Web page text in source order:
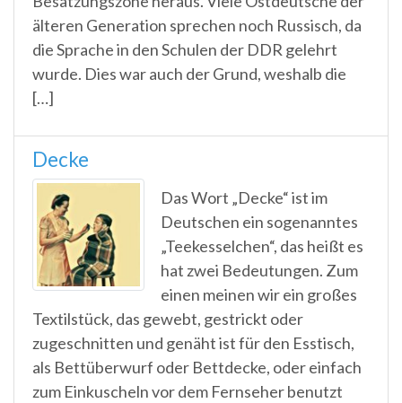
älteren Generation sprechen noch Russisch, da
die Sprache in den Schulen der DDR gelehrt
wurde. Dies war auch der Grund, weshalb die
[…]
Decke
Das Wort „Decke“ ist im
Deutschen ein sogenanntes
„Teekesselchen“, das heißt es
hat zwei Bedeutungen. Zum
einen meinen wir ein großes
Textilstück, das gewebt, gestrickt oder
zugeschnitten und genäht ist für den Esstisch,
als Bettüberwurf oder Bettdecke, oder einfach
zum Einkuscheln vor dem Fernseher benutzt